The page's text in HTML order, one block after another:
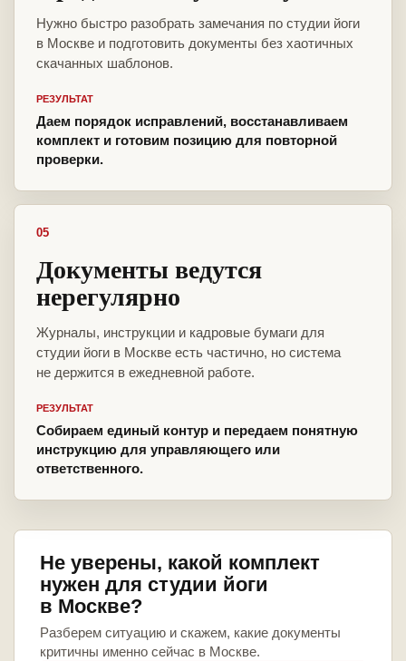
Нужно быстро разобрать замечания по студии йоги
в Москве и подготовить документы без хаотичных
скачанных шаблонов.
РЕЗУЛЬТАТ
Даем порядок исправлений, восстанавливаем
комплект и готовим позицию для повторной
проверки.
05
Документы ведутся
нерегулярно
Журналы, инструкции и кадровые бумаги для
студии йоги в Москве есть частично, но система
не держится в ежедневной работе.
РЕЗУЛЬТАТ
Собираем единый контур и передаем понятную
инструкцию для управляющего или
ответственного.
Не уверены, какой комплект
нужен для студии йоги
в Москве?
Разберем ситуацию и скажем, какие документы
критичны именно сейчас в Москве.